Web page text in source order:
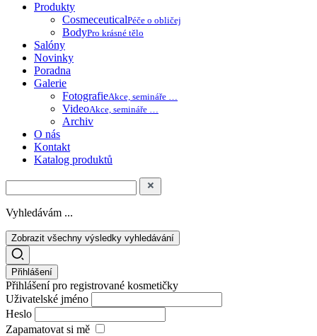
Produkty
CosmeceuticalPéče o obličej
BodyPro krásné tělo
Salóny
Novinky
Poradna
Galerie
FotografieAkce, semináře …
VideoAkce, semináře …
Archiv
O nás
Kontakt
Katalog produktů
Vyhledávám ...
Zobrazit všechny výsledky vyhledávání
Přihlášení
Přihlášení pro registrované kosmetičky
Uživatelské jméno
Heslo
Zapamatovat si mě